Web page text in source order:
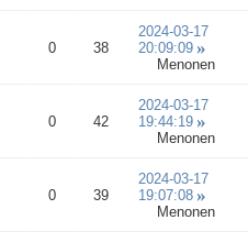
0 38
2024-03-17
20:09:09
Menonen
0 42
2024-03-17
19:44:19
Menonen
0 39
2024-03-17
19:07:08
Menonen